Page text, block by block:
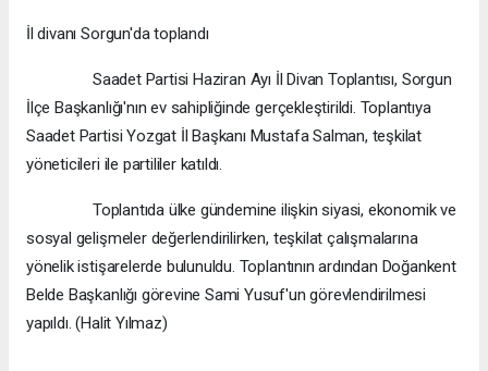
İl divanı Sorgun'da toplandı
Saadet Partisi Haziran Ayı İl Divan Toplantısı, Sorgun
İlçe Başkanlığı'nın ev sahipliğinde gerçekleştirildi. Toplantıya
Saadet Partisi Yozgat İl Başkanı Mustafa Salman, teşkilat
yöneticileri ile partililer katıldı.
Toplantıda ülke gündemine ilişkin siyasi, ekonomik ve
sosyal gelişmeler değerlendirilirken, teşkilat çalışmalarına
yönelik istişarelerde bulunuldu. Toplantının ardından Doğankent
Belde Başkanlığı görevine Sami Yusuf'un görevlendirilmesi
yapıldı. (Halit Yılmaz)